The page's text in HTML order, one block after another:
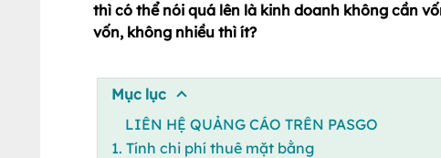
thì có thể nói quá lên là kinh doanh không cần
vốn, không nhiều thì ít?
Mục lục
LIÊN HỆ QUẢNG CÁO TRÊN PASGO
1. Tính chi phí thuê mặt bằng